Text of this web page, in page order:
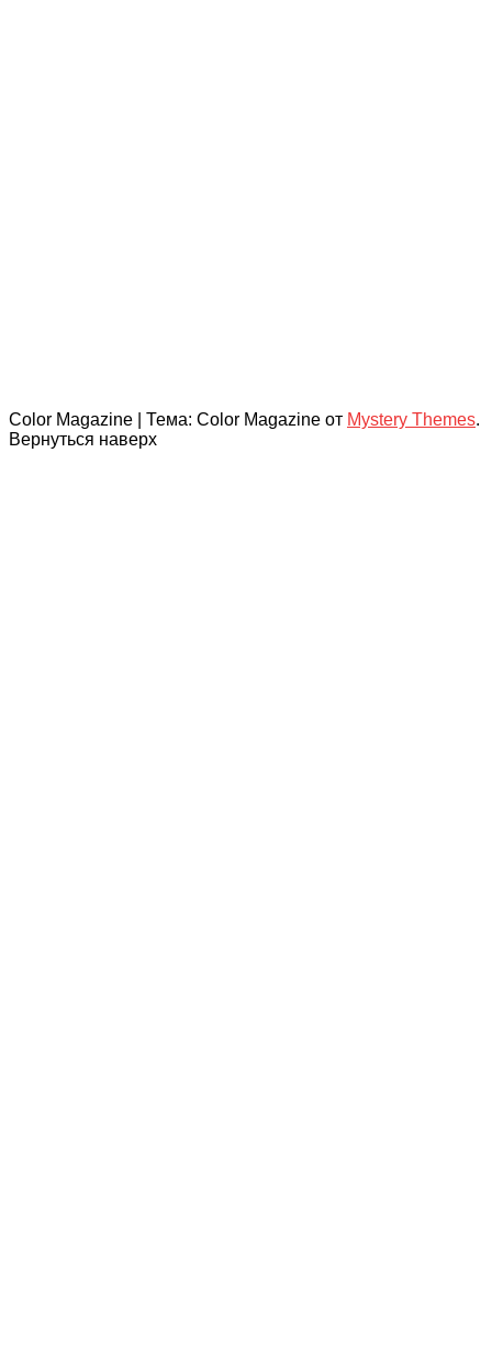
Color Magazine Тема: Color Magazine от Mystery Themes.
Вернуться наверх